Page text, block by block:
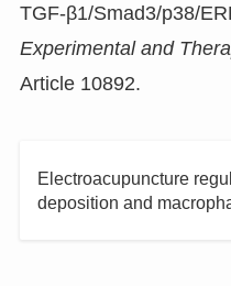
TGF-β1/Smad3/p38/
Experimental and
Article 10892.
Electroacupuncture
deposition and